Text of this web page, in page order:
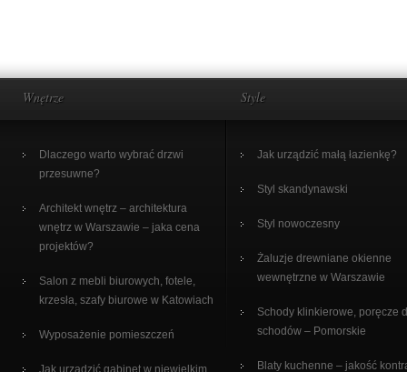
Wnętrze
Dlaczego warto wybrać drzwi
przesuwne?
Architekt wnętrz – architektura
wnętrz w Warszawie – jaka cena
projektów?
Salon z mebli biurowych, fotele,
krzesła, szafy biurowe w Katowiach
Wyposażenie pomieszczeń
Jak urządzić gabinet w niewielkim
Style
Jak urządzić małą łazienkę?
Styl skandynawski
Styl nowoczesny
Żaluzje drewniane okienne
wewnętrzne w Warszawie
Schody klinkierowe, poręcze
schodów – Pomorskie
Blaty kuchenne – jakość